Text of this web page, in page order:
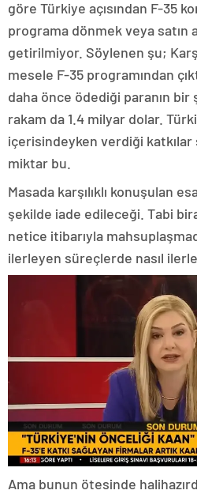
göre Türkiye açısından F-35
programa dönmek veya satın
getirilmiyor. Söylenen şu;
mesele F-35 programından
daha önce ödediği paranın
rakam da 1.4 milyar dolar.
içerisindeyken verdiği
miktar bu.
Masada karşılıklı konuşulan
şekilde iade edileceği. Tabi
netice itibarıyla
ilerleyen süreçlerde nasıl
Ama bunun ötesinde